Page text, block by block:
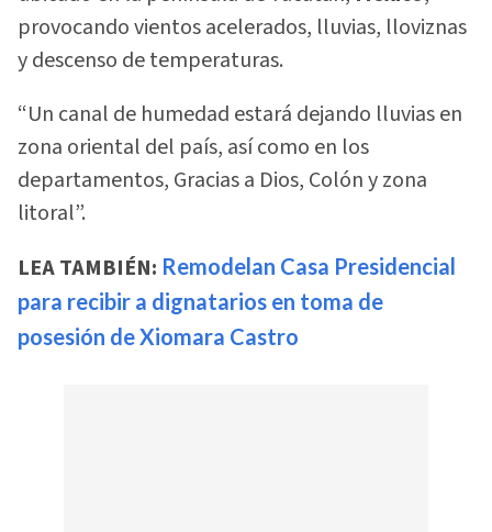
provocando vientos acelerados, lluvias, lloviznas
y descenso de temperaturas.
“Un canal de humedad estará dejando lluvias en
zona oriental del país, así como en los
departamentos, Gracias a Dios, Colón y zona
litoral”.
LEA TAMBIÉN: Remodelan Casa Presidencial
para recibir a dignatarios en toma de
posesión de Xiomara Castro